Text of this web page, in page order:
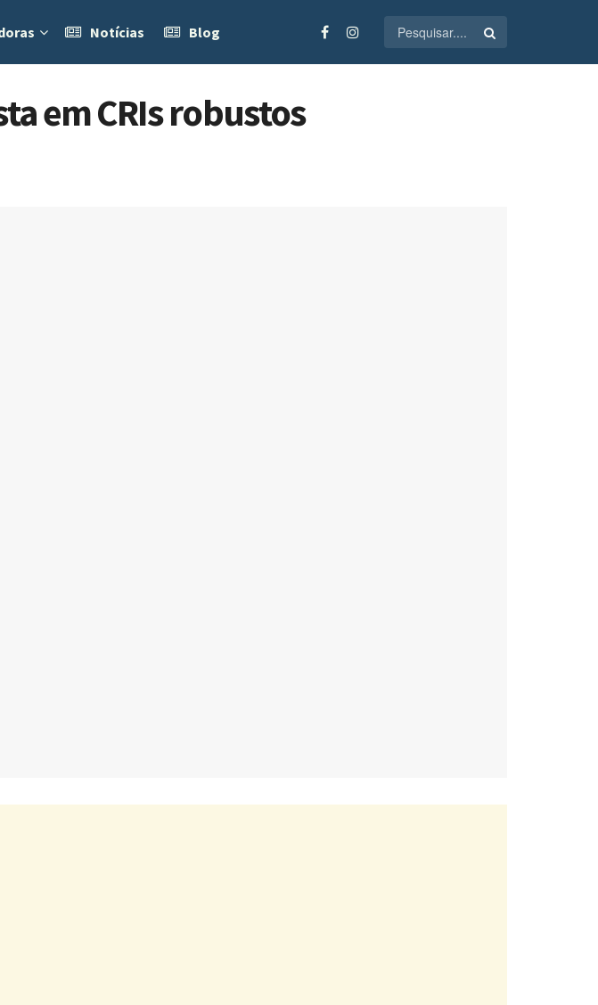
Notícias Blog
em CRIs robustos